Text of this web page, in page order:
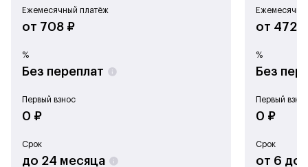
Когда уровень зарядки аккумулятора достигает 50%,
станцию. Это гарантирует, что он всегда будет готов
со стороны пользователя.
Ежемесячный платёж
от 708 ₽
%
Без переплат
Первый взнос
0 ₽
Срок
до 24 месяца
от 472 ₽
%
Без
Первый
0 ₽
Срок
от 6 до